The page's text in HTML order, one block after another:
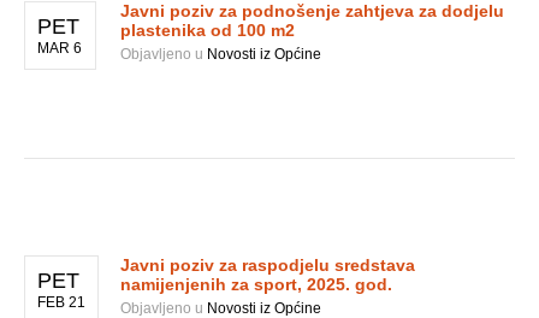
PET
MAR 6
Javni poziv za podnošenje zahtjeva za dodjelu
plastenika od 100 m2
Objavljeno u Novosti iz Općine
PET
FEB 21
Javni poziv za raspodjelu sredstava
namijenjenih za sport, 2025. god.
Objavljeno u Novosti iz Općine